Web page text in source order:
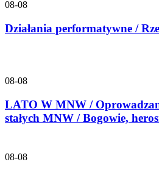
08-08
Działania performatywne /
08-08
LATO W MNW /
stałych MNW / Bogowie,
08-08